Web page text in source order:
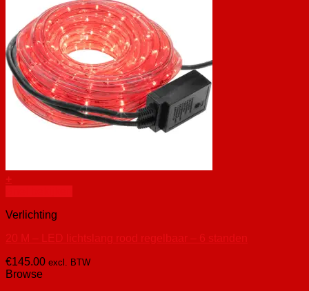
+
Verlichting
20 M – LED lichtslang rood regelbaar – 6 standen
€145.00 excl. BTW
Browse